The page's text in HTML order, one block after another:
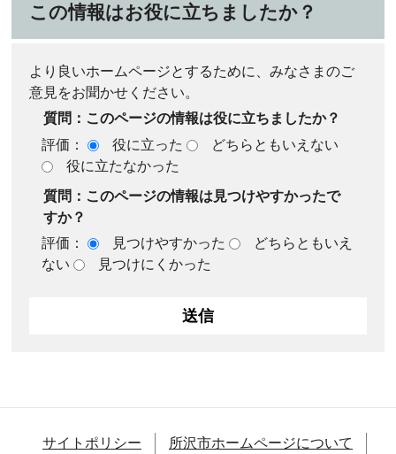
この情報はお役に立ちましたか？
より良いホームページとするために、みなさまのご
意見をお聞かせください。
質問：このページの情報は役に立ちましたか？
評価：
役に立った
どちらともいえない
役に立たなかった
質問：このページの情報は見つけやすかったで
すか？
評価：
見つけやすかった
どちらともいえ
ない
見つけにくかった
サイトポリシー
所沢市ホームページについて